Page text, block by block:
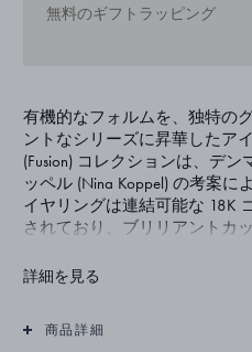
無料のギフトラッピング
有機的なフォルムを、独特の
ントなシリーズに昇華したア
(Fusion) コレクションは、デ
ッペル (Nina Koppel) の考案
イヤリングは連結可能な 18K
されており、ブリリアントカ
詳細を見る
商品詳細